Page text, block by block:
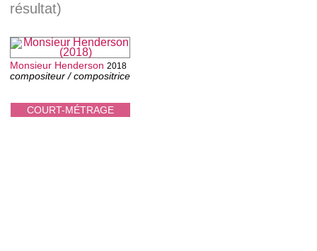
résultat)
COURT-MÉTRAGE
Monsieur Henderson 2018
compositeur / compositrice